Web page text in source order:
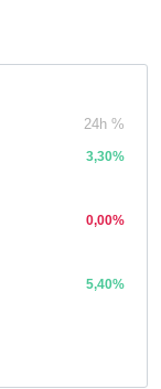
24h %
3,30%
0,00%
5,40%